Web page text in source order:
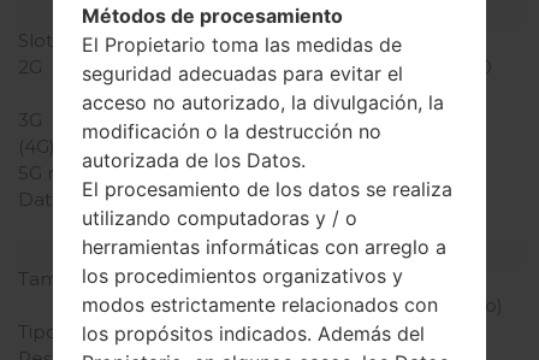
Red y Datos
Slot de tarjeta
1 Micro-SIM
2G
GSM 850/900/1800/1900
MHz
3G
HSDPA 900/2100 MHz
(4G) LTE
-
5G network
-
Datos
GPRS, EDGE, UMTS,
HSDPA, HSUPA, HSPA+
Pantalla
Tamaño de la pantalla
5.0 pulgadas (~69.3%
relación pantalla-cuerpo)
Tipo de Pantalla
IPS LCD
Métodos de procesamiento
El Propietario toma las medidas de
seguridad adecuadas para evitar el
acceso no autorizado, la divulgación, la
modificación o la destrucción no
autorizada de los Datos.
El procesamiento de los datos se realiza
utilizando computadoras y / o
herramientas informáticas con arreglo a
los procedimientos organizativos y
modos estrictamente relacionados con
los propósitos indicados. Además del